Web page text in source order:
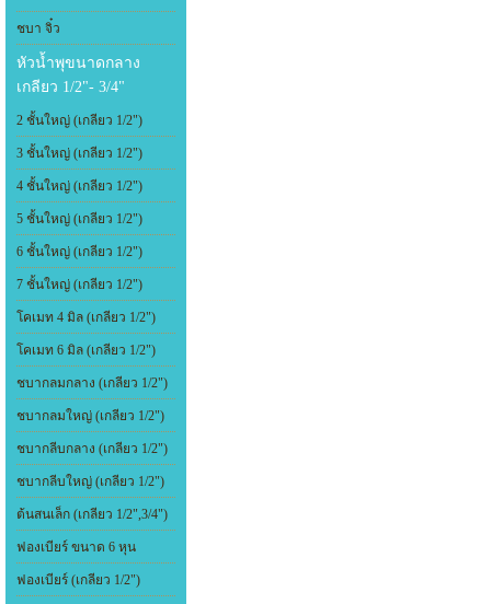
ชบา จิ๋ว
หัวน้ำพุขนาดกลาง
เกลียว 1/2"- 3/4"
2 ชั้นใหญ่ (เกลียว 1/2")
3 ชั้นใหญ่ (เกลียว 1/2")
4 ชั้นใหญ่ (เกลียว 1/2")
5 ชั้นใหญ่ (เกลียว 1/2")
6 ชั้นใหญ่ (เกลียว 1/2")
7 ชั้นใหญ่ (เกลียว 1/2")
โคเมท 4 มิล (เกลียว 1/2")
โคเมท 6 มิล (เกลียว 1/2")
ชบากลมกลาง (เกลียว 1/2")
ชบากลมใหญ่ (เกลียว 1/2")
ชบากลีบกลาง (เกลียว 1/2")
ชบากลีบใหญ่ (เกลียว 1/2")
ต้นสนเล็ก (เกลียว 1/2",3/4")
ฟองเบียร์ ขนาด 6 หุน
ฟองเบียร์ (เกลียว 1/2")